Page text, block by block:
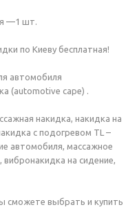
—1 шт.
по Киеву бесплатная!
автомобиля
(automotive cape) .
накидка, накидка на
с подогревом TL –
автомобиля, массажное
вибронакидка на сидение,
сможете выбрать и купить